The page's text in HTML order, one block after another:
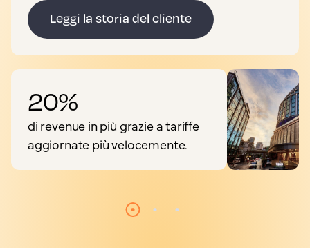
Leggi la storia del cliente
20%
di revenue in più grazie a tariffe
aggiornate più velocemente.